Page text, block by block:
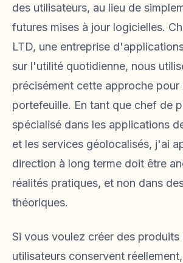
des utilisateurs, au lieu de
futures mises à jour logicielles.
LTD, une entreprise
sur l'utilité quotidienne, nous
précisément cette approche pour
portefeuille. En tant que chef de
spécialisé dans les applications
et les services géolocalisés, j'ai
direction à long terme doit être
réalités pratiques, et non dans
théoriques.
Si vous voulez créer des produits
utilisateurs conservent